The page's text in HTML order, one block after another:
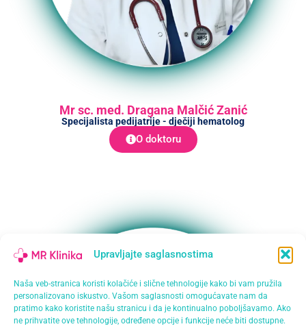
Upravljajte saglasnostima
Naša veb-stranica koristi kolačiće i slične tehnologije kako bi vam pružila
personalizovano iskustvo. Vašom saglasnosti omogućavate nam da
pratimo kako koristite našu stranicu i da je kontinualno poboljšavamo. Ako
ne prihvatite ove tehnologije, određene opcije i funkcije neće biti dostupne.
Mr sc. med. Dragana Malčić Zanić
Specijalista pedijatrije - dječiji hematolog
O doktoru